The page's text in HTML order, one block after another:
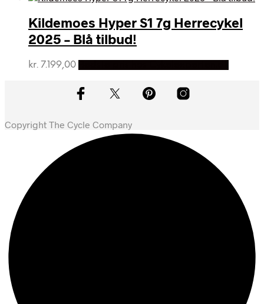
var:
kr. 10.999,00. kr. 9.349,00.
Kildemoes Hyper S1 7g Herrecykel
2025 – Blå tilbud!
kr. 7.199,00
Copyright The Cycle Company